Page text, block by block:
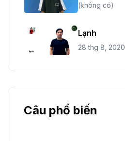
(không có)
Lạnh
28 thg 8, 2020
Câu phổ biến